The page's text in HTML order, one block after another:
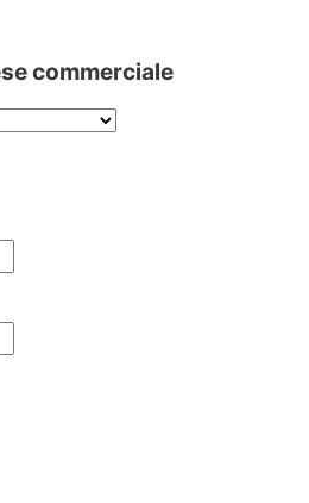
commerciale